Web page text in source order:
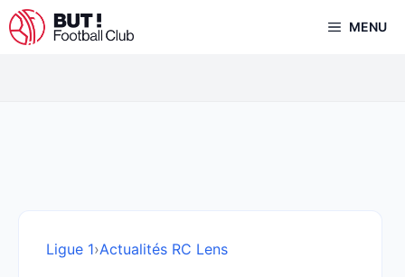
Aller
au
MENU
Ligue 1›Actualités RC Lens